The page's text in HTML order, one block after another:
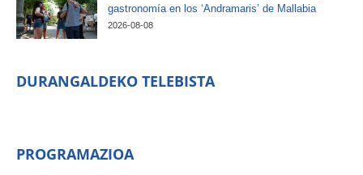
gastronomía en los ‘Andramaris’ de Mallabia
2026-08-08
DURANGALDEKO TELEBISTA
PROGRAMAZIOA